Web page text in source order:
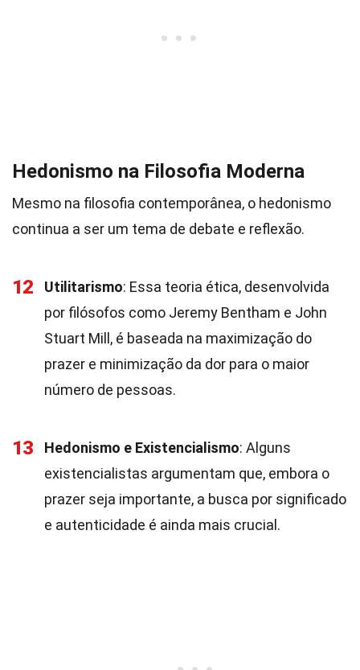
Hedonismo na Filosofia Moderna
Mesmo na filosofia contemporânea, o hedonismo
continua a ser um tema de debate e reflexão.
12 Utilitarismo: Essa teoria ética, desenvolvida
por filósofos como Jeremy Bentham e John
Stuart Mill, é baseada na maximização do
prazer e minimização da dor para o maior
número de pessoas.
13 Hedonismo e Existencialismo: Alguns
existencialistas argumentam que, embora o
prazer seja importante, a busca por significado
e autenticidade é ainda mais crucial.